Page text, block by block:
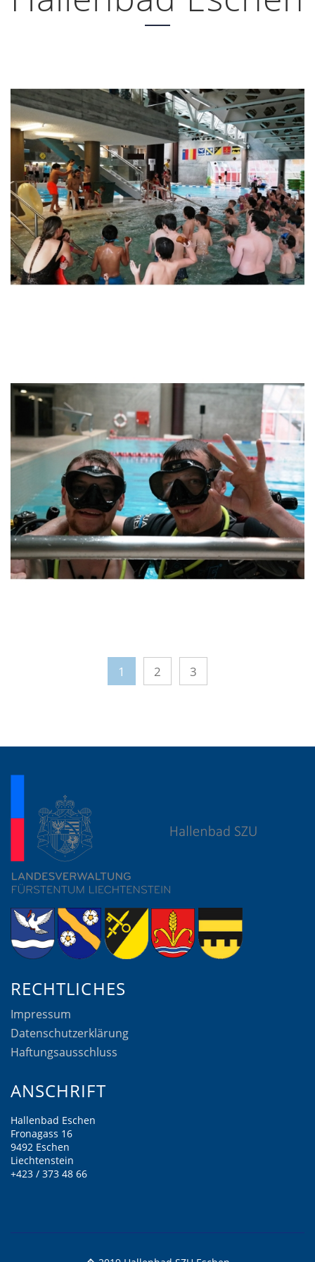
1 2 3
RECHTLICHES
Impressum
Datenschutzerklärung
Haftungsausschluss
ANSCHRIFT
Hallenbad Eschen
Fronagass 16
9492 Eschen
Liechtenstein
+423 / 373 48 66